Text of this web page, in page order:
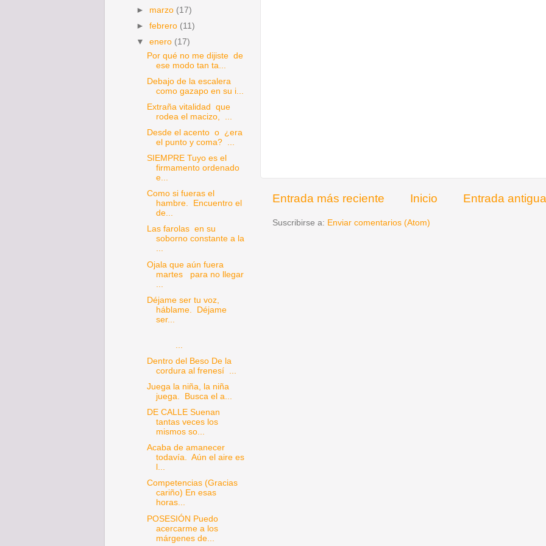
Entrada más reciente Entrada antigua
Inicio
Suscribirse a: Enviar comentarios (Atom)
► marzo (17)
►febrero (11)
▼enero (17)
Por qué no me dijiste de
ese modo tan ta...
Debajo de la escalera
como gazapo en su i...
Extraña vitalidad que
rodea el macizo, ...
Desde el acento o ¿era
el punto y coma? ...
SIEMPRE Tuyo es el
firmamento ordenado
e...
Como si fueras el
hambre. Encuentro el
de...
Las farolas en su
soborno constante a la
...
Ojala que aún fuera
martes para no llegar
Déjame ser tu voz,
háblame. Déjame
ser...
Dentro del Beso De la
cordura al frenesí ...
Juega la niña, la niña
juega. Busca el a...
DE CALLE Suenan
tantas veces los
mismos so...
Acaba de amanecer
todavía. Aún el aire es
l...
Competencias (Gracias
cariño) En esas
horas...
POSESIÓN Puedo
acercarme a los
márgenes de...